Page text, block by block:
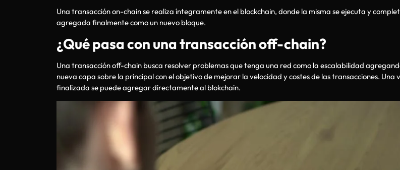
Una transacción on-chain se realiza íntegramente en el blockchain, donde la misma se ejecuta y
agregada finalmente como un nuevo bloque.
¿Qué pasa con una transacción off-chain?
Una transacción off-chain busca resolver problemas que tenga una red como la escalabilidad
nueva capa sobre la principal con el objetivo de mejorar la velocidad y costes de las transacciones. Una
finalizada se puede agregar directamente al blokchain.